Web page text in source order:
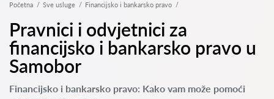
Početna Sve usluge Financijsko i bankarsko pravo
Pravnici i odvjetnici za
financijsko i bankarsko pravo u
Samobor
Financijsko i bankarsko pravo: Kako vam može pomoći